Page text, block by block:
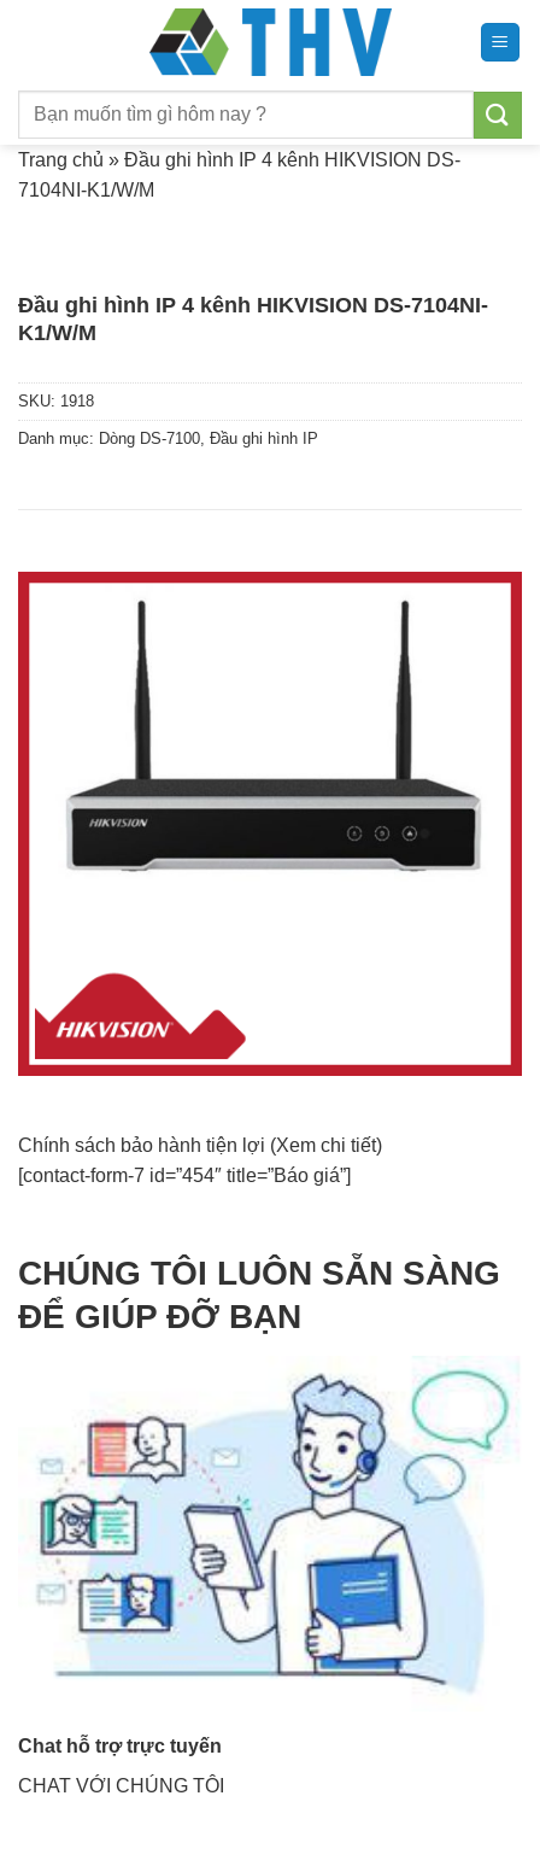
dung
Tìm
Trang chủ » Đầu ghi hình IP 4 kênh HIKVISION DS-
7104NI-K1/W/M
Đầu ghi hình IP 4 kênh HIKVISION DS-7104NI-
K1/W/M
SKU: 1918
Danh mục: Dòng DS-7100, Đầu ghi hình IP
Chính sách bảo hành tiện lợi (Xem chi tiết)
[contact-form-7 id=”454″ title=”Báo giá”]
CHÚNG TÔI LUÔN SẴN SÀNG
ĐỂ GIÚP ĐỠ BẠN
Chat hỗ trợ trực tuyến
CHAT VỚI CHÚNG TÔI